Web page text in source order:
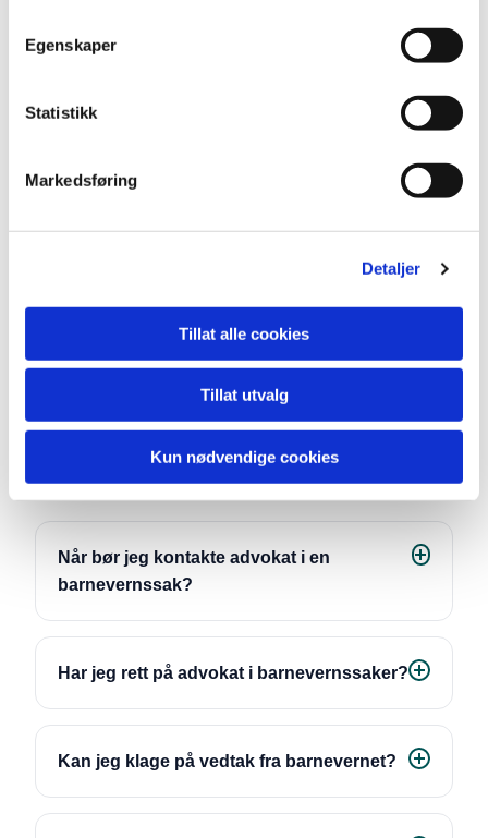
Egenskaper
Statistikk
Markedsføring
Detaljer
Tillat alle cookies
Tillat utvalg
Kun nødvendige cookies
Advokatfirma god kjennskap til praksis i regionen, inkludert
barneverntjenester og rettsinstanser i Møre og Romsdal.
for en vurdering av din sak.
Når bør jeg kontakte advokat i en
barnevernssak?
Har jeg rett på advokat i barnevernssaker?
Kan jeg klage på vedtak fra barnevernet?